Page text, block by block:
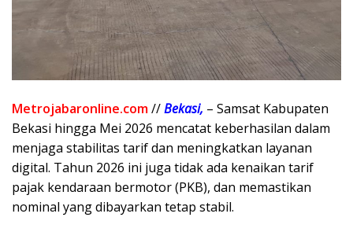
Metrojabaronline.com//Bekasi, – Samsat Kabupaten
Bekasi hingga Mei 2026 mencatat keberhasilan dalam
menjaga stabilitas tarif dan meningkatkan layanan
digital. Tahun 2026 ini juga tidak ada kenaikan tarif
pajak kendaraan bermotor (PKB), dan memastikan
nominal yang dibayarkan tetap stabil.